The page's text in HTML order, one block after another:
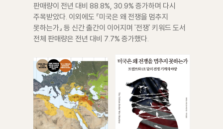
판매량이 전년 대비 88.8%, 30.9% 증가하며 다시
주목받았다. 이외에도 『미국은 왜 전쟁을 멈추지
못하는가』 등 신간 출간이 이어지며 '전쟁' 키워드 도서
전체 판매량은 전년 대비 7.7% 증가했다.